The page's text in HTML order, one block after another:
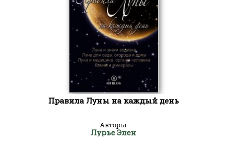
Правила Луны на каждый день
Авторы:
Лурье Элен